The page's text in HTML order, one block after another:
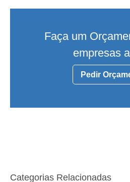
Faça um
empresas
Pedir
Categorias Relacionadas